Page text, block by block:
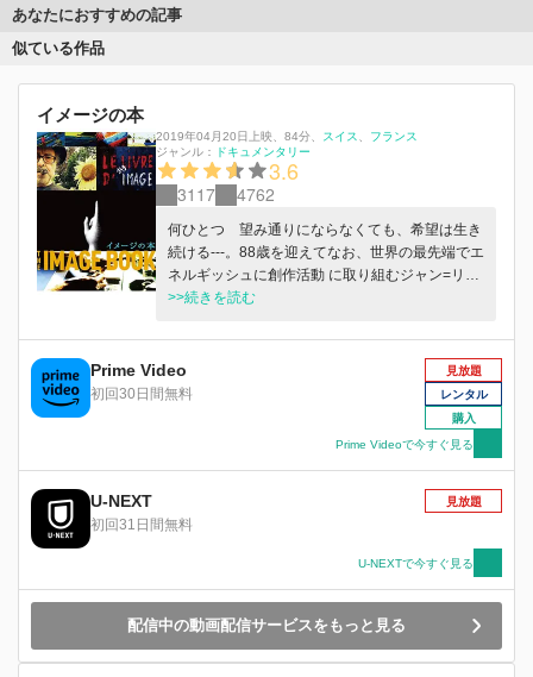
あなたにおすすめの記事
似ている作品
イメージの本
2019年04月20日上映 84分 スイス
フランス
ジャンル：
ドキュメンタリー
3.6
3117 4762
何ひとつ 望み通りにならなくても、希望は生き
続ける---。88歳を迎えてなお、世界の最先端でエ
ネルギッシュに創作活動 に取り組むジャン=リュ
ック・ゴダールが新たに撮り下ろした子どもたち
映画＞ 、＜文章＞、＜音楽＞を巧みにコラージ
ュし、この世界が向かおうとする未来を指し示す
5 章からなる物語。(c) Casa Azul Films - Ecran
>>続きを読む
Prime Video
初回30日間無料
見放題
レンタル
購入
Prime Videoで今すぐ見る
U-NEXT
初回31日間無料
見放題
U-NEXTで今すぐ見る
配信中の動画配信サービスをもっと見る